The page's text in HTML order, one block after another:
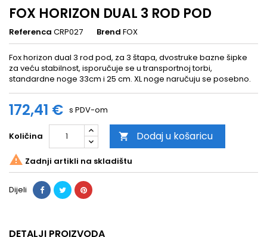
FOX HORIZON DUAL 3 ROD POD
Referenca CRP027 Brend FOX
Fox horizon dual 3 rod pod, za 3 štapa, dvostruke bazne šipke
za veću stabilnost, isporučuje se u transportnoj torbi,
standardne noge 33cm i 25 cm. XL noge naručuju se posebno.
172,41 € s PDV-om
Količina  Dodaj u košaricu
 Zadnji artikli na skladištu
Dijeli
DETALJI PROIZVODA